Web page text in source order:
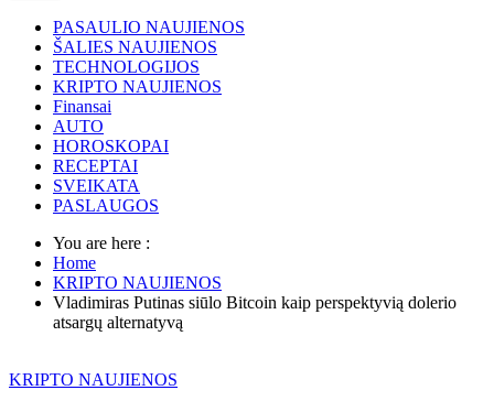
PASAULIO NAUJIENOS
ŠALIES NAUJIENOS
TECHNOLOGIJOS
KRIPTO NAUJIENOS
Finansai
AUTO
HOROSKOPAI
RECEPTAI
SVEIKATA
PASLAUGOS
You are here :
Home
KRIPTO NAUJIENOS
Vladimiras Putinas siūlo Bitcoin kaip perspektyvią dolerio
atsargų alternatyvą
KRIPTO NAUJIENOS